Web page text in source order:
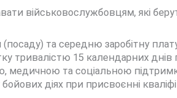
військовослужбовцям, які
та середню заробітну
тривалістю 15 календарних днів
медичною та соціальною
діях при присвоєнні